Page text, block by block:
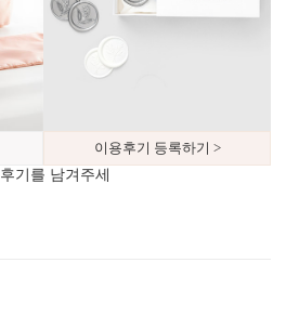
이용후기 등록하기 >
기를 남겨주세